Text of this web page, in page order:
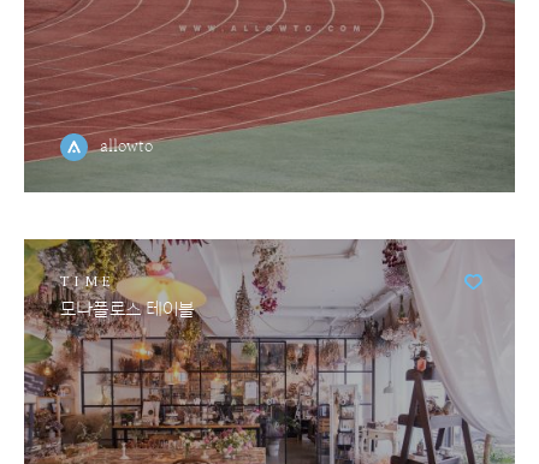
allowto
TIME
모나플로스 테이블